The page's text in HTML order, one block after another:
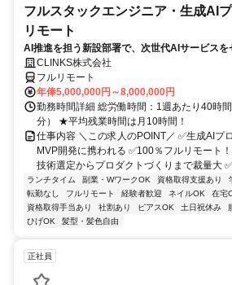
フルスタックエンジニア・生成AI
リモート
AI推進を担う新設部署で、次世代AIサービスを
CLINKS株式会社
フルリモート
年俸5,000,000円～8,000,000円
勤務時間詳細 総労働時間：1週あたり40時
分） ★平均残業時間は月10時間！
仕事内容 ＼この求人のPOINT／ ✅生成AIプ
MVP開発に携われる ✅100％フルリモート
技術選定からプロダクトづくりまで裁量大
ランチタイム 副業・WワークOK 資格取得支援あり
転勤なし
フルリモート 経験者歓迎 ネイルOK 在宅
資格取得手当あり
社割あり ピアスOK 土日祝休み
ひげOK
髪型・髪色自由
正社員